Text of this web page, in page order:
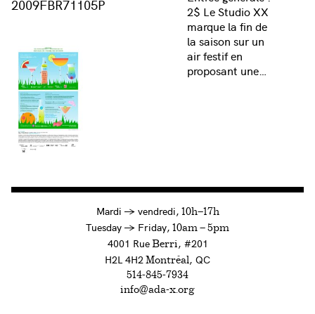
2009FBR71105P
2$ Le Studio XX
marque la fin de
la saison sur un
air festif en
proposant une…
Mardi →à
vendredi, 10h—17h
Tuesday →toFriday, 10am — 5pm
4001 RueBerri , #201
H2L 4H2 Montréal , QC
514-845-7934
info@ada-x.org